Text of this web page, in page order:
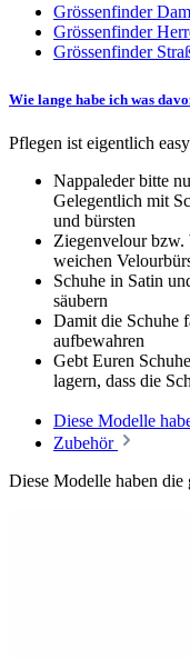
Grössenfinder
Grössenfinder
Grössenfinder
Wie lange habe ich was
Pflegen ist eigentlich easy
Nappaleder bitte
Gelegentlich mit
und bürsten
Ziegenvelour
weichen
Schuhe in Satin
säubern
Damit die Schuhe
aufbewahren
Gebt Euren
lagern, dass die
Diese Modelle
Zubehör
Diese Modelle haben die